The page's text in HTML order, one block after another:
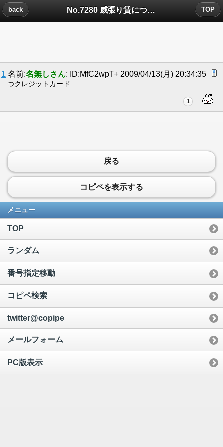
No.7280 威張り賃についたコメント
back TOP
1 名前:名無しさん: ID:MfC2wpT+ 2009/04/13(月) 20:34:35
つクレジットカード
1
戻る
コピペを表示する
メニュー
TOP
ランダム
番号指定移動
コピペ検索
twitter@copipe
メールフォーム
PC版表示